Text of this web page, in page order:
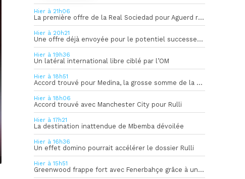
Hier à 21h06
La première offre de la Real Sociedad pour Aguerd refusée par l’OM
Hier à 20h21
Une offre déjà envoyée pour le potentiel successeur de Rulli
Hier à 19h36
Un latéral international libre ciblé par l’OM
Hier à 18h51
Accord trouvé pour Medina, la grosse somme de la vente dévoilée
Hier à 18h06
Accord trouvé avec Manchester City pour Rulli
Hier à 17h21
La destination inattendue de Mbemba dévoilée
Hier à 16h36
Un effet domino pourrait accélérer le dossier Rulli
Hier à 15h51
Greenwood frappe fort avec Fenerbahçe grâce à un but spectaculaire